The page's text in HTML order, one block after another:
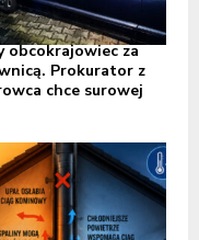
obcokrajowiec za
Prokurator z
chce surowej